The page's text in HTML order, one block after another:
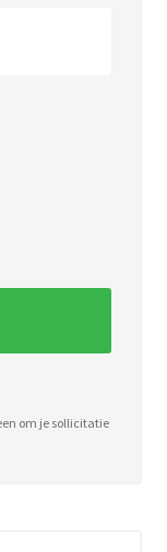
om je sollicitatie